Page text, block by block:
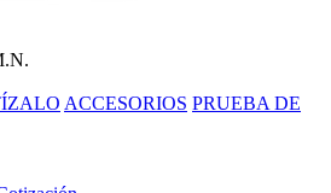
ACCESORIOS PRUEBA DE